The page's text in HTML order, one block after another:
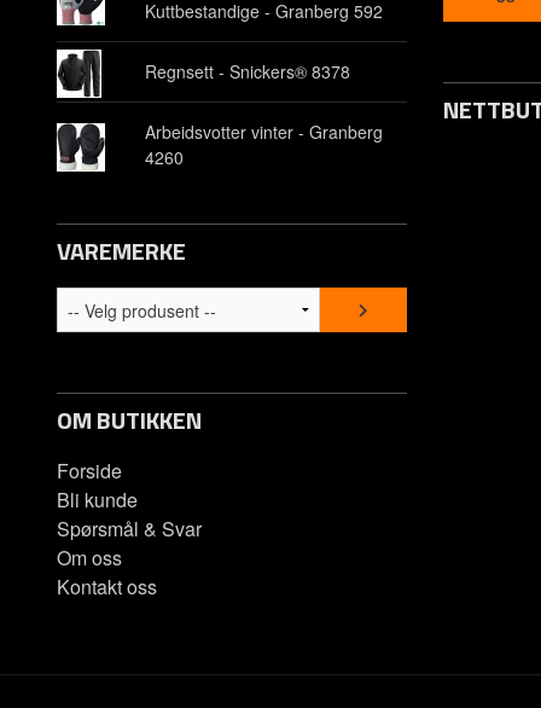
Kuttbestandige - Granberg 592
Regnsett - Snickers® 8378
Arbeidsvotter vinter - Granberg
4260
VAREMERKE
OM BUTIKKEN
Forside
Bli kunde
Spørsmål & Svar
Om oss
Kontakt oss